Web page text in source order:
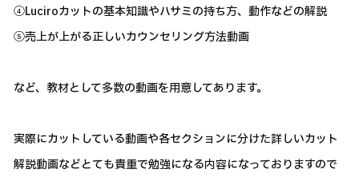
④Luciroカットの基本知識やハサミの持ち方、動作などの解説
⑤売上が上がる正しいカウンセリング方法動画
など、教材として多数の動画を用意してあります。
実際にカットしている動画や各セクションに分けた詳しいカット
解説動画などとても貴重で勉強になる内容になっておりますので